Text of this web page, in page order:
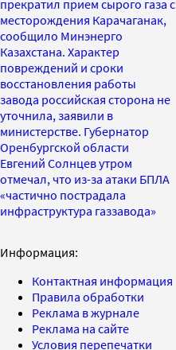
прекратил прием сырого газа с
месторождения Карачаганак,
сообщило Минэнерго
Казахстана. Характер
повреждений и сроки
восстановления работы
завода российская сторона не
уточнила, заявили в
министерстве. Губернатор
Оренбургской области
Евгений Солнцев утром
отмечал, что из-за атаки БПЛА
«частично пострадала
инфраструктура газзавода»
Информация:
Контактная информация
Правила обработки
Реклама в журнале
Реклама на сайте
Условия перепечатки